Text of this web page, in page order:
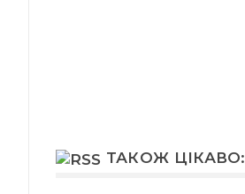
ТАКОЖ ЦІКАВО: